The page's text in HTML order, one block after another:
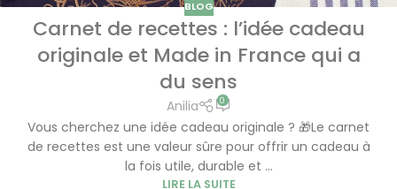
BLOG
Carnet de recettes : l’idée cadeau
originale et Made in France qui a
du sens
Anilia 0
Vous cherchez une idée cadeau originale ? 🎁Le carnet
de recettes est une valeur sûre pour offrir un cadeau à
la fois utile, durable et ...
LIRE LA SUITE